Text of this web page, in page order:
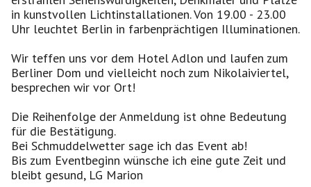
in kunstvollen Lichtinstallationen. Von 19.00 - 23.00
Uhr leuchtet Berlin in farbenprächtigen Illuminationen.
Wir teffen uns vor dem Hotel Adlon und laufen zum
Berliner Dom und vielleicht noch zum Nikolaiviertel,
besprechen wir vor Ort!
Die Reihenfolge der Anmeldung ist ohne Bedeutung
für die Bestätigung.
Bei Schmuddelwetter sage ich das Event ab!
Bis zum Eventbeginn wünsche ich eine gute Zeit und
bleibt gesund, LG Marion